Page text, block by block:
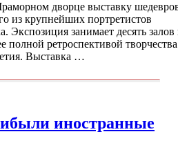
дворце выставку
из крупнейших портретистов
Экспозиция занимает десять залов
полной ретроспективой творчества
Выставка …
иностранные